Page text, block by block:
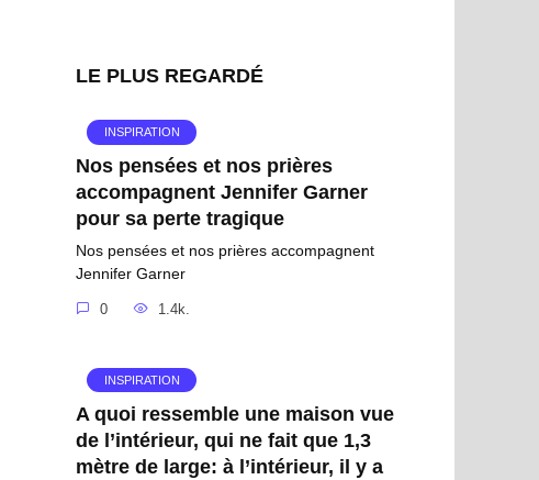
LE PLUS REGARDÉ
INSPIRATION
Nos pensées et nos prières
accompagnent Jennifer Garner
pour sa perte tragique
Nos pensées et nos prières accompagnent
Jennifer Garner
0 1.4k.
INSPIRATION
A quoi ressemble une maison vue
de l’intérieur, qui ne fait que 1,3
mètre de large: à l’intérieur, il y a